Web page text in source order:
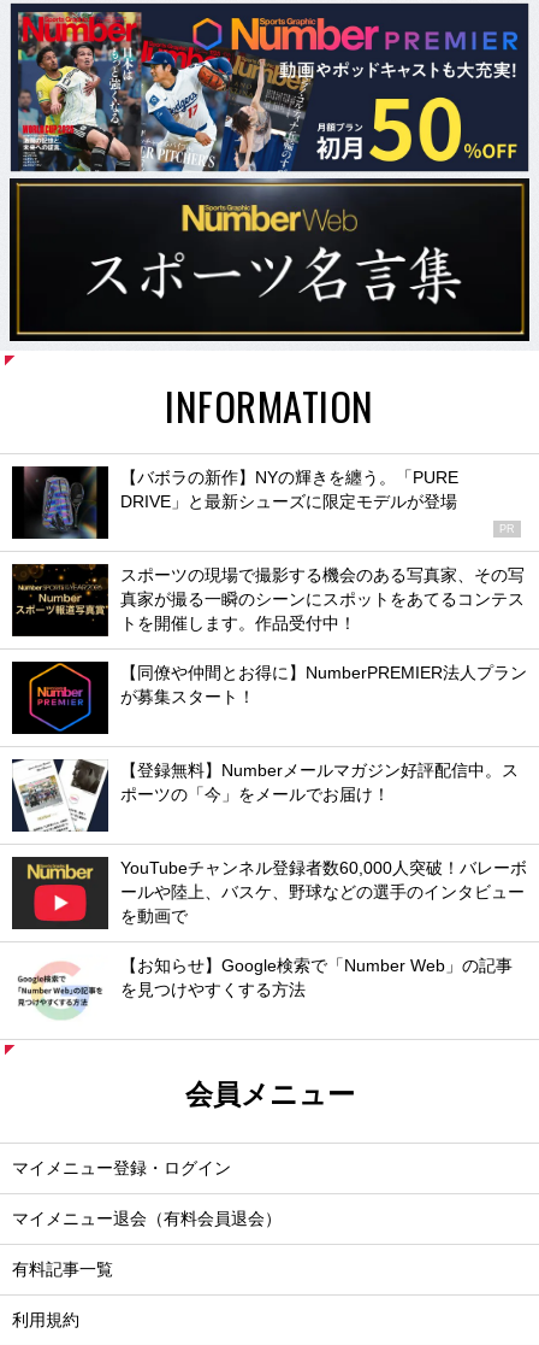
INFORMATION
【バボラの新作】NYの輝きを纏う。「PURE
DRIVE」と最新シューズに限定モデルが登場
PR
スポーツの現場で撮影する機会のある写真家、その写
真家が撮る一瞬のシーンにスポットをあてるコンテス
トを開催します。作品受付中！
【同僚や仲間とお得に】NumberPREMIER法人プラン
が募集スタート！
【登録無料】Numberメールマガジン好評配信中。ス
ポーツの「今」をメールでお届け！
YouTubeチャンネル登録者数60,000人突破！バレーボ
ールや陸上、バスケ、野球などの選手のインタビュー
を動画で
【お知らせ】Google検索で「Number Web」の記事
を見つけやすくする方法
会員メニュー
マイメニュー登録・ログイン
マイメニュー退会（有料会員退会）
有料記事一覧
利用規約